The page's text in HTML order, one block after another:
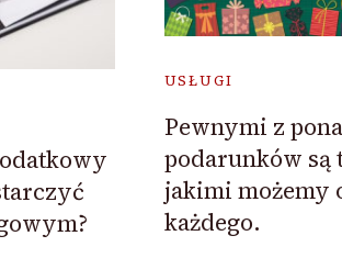
USŁUGI
Pewnymi z
podarunków są
jakimi możemy
każdego.